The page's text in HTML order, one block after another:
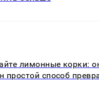
лимонные корки:
простой способ